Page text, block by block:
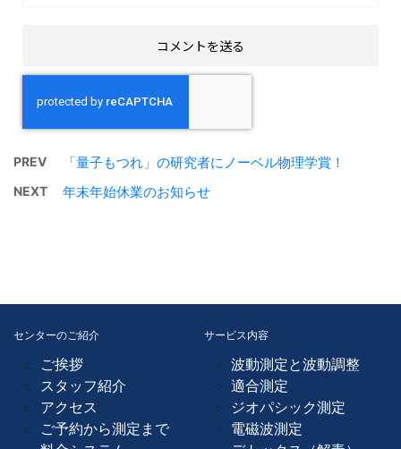
PREV 「量子もつれ」の研究者にノーベル物理学賞！
NEXT 年末年始休業のお知らせ
センターのご紹介
ご挨拶
スタッフ紹介
アクセス
ご予約から測定まで
サービス内容
波動測定と波動調整
適合測定
ジオパシック測定
電磁波測定